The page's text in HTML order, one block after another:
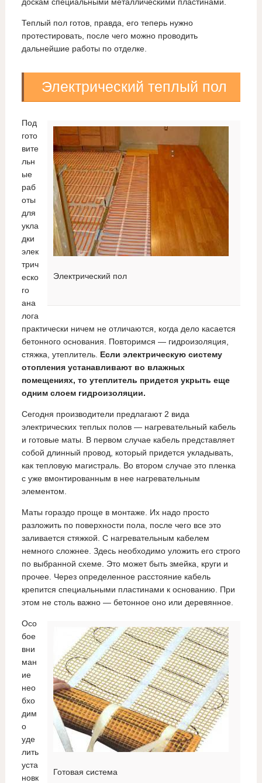
Теплый пол готов, правда, его теперь нужно
протестировать, после чего можно проводить
дальнейшие работы по отделке.
Электрический теплый пол
Электрический пол
Под
гото
вите
льн
ые
раб
оты
для
укла
дки
элек
трич
еско
го
ана
лога
практически ничем не отличаются, когда дело касается
бетонного основания. Повторимся — гидроизоляция,
стяжка, утеплитель. Если электрическую систему
отопления устанавливают во влажных
помещениях, то утеплитель придется укрыть еще
одним слоем гидроизоляции.
Сегодня производители предлагают 2 вида
электрических теплых полов — нагревательный кабель
и готовые маты. В первом случае кабель представляет
собой длинный провод, который придется укладывать,
как тепловую магистраль. Во втором случае это пленка
с уже вмонтированным в нее нагревательным
элементом.
Маты гораздо проще в монтаже. Их надо просто
разложить по поверхности пола, после чего все это
заливается стяжкой. С нагревательным кабелем
немного сложнее. Здесь необходимо уложить его строго
по выбранной схеме. Это может быть змейка, круги и
прочее. Через определенное расстояние кабель
крепится специальными пластинами к основанию. При
этом не столь важно — бетонное оно или деревянное.
Готовая система
Осо
бое
вни
ман
ие
нео
бхо
дим
о
уде
лить
уста
новк